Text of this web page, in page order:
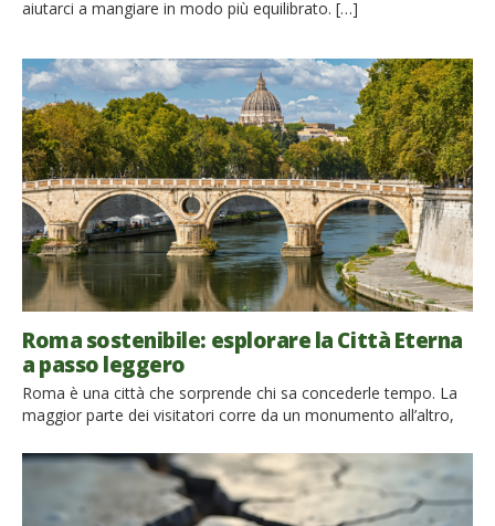
aiutarci a mangiare in modo più equilibrato. […]
Roma sostenibile: esplorare la Città Eterna
a passo leggero
Roma è una città che sorprende chi sa concederle tempo. La
maggior parte dei visitatori corre da un monumento all’altro,
basta allontanarsi di poche strade dagli itinerari più battuti per
scoprire un’altra capitale: una Roma fatta di cortili silenziosi,
mercati storici, botteghe artigiane, giardini nascosti e […]